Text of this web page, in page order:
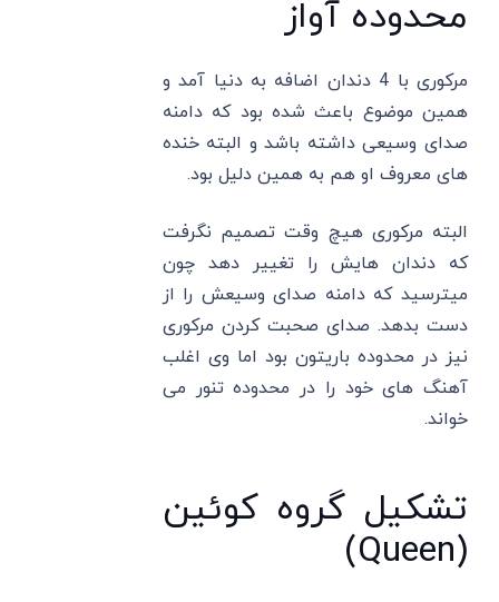
محدوده آواز
مرکوری با 4 دندان اضافه به دنیا آمد و
همین موضوع باعث شده بود که دامنه
صدای وسیعی داشته باشد و البته خنده
های معروف او هم به همین دلیل بود.
البته مرکوری هیچ وقت تصمیم نگرفت
که دندان هایش را تغییر دهد چون
میترسید که دامنه صدای وسیعش را از
دست بدهد. صدای صحبت کردن مرکوری
نیز در محدوده باریتون بود اما وی اغلب
آهنگ ‌های خود را در محدوده تنور می
خواند.
تشکیل گروه کوئین
(Queen)